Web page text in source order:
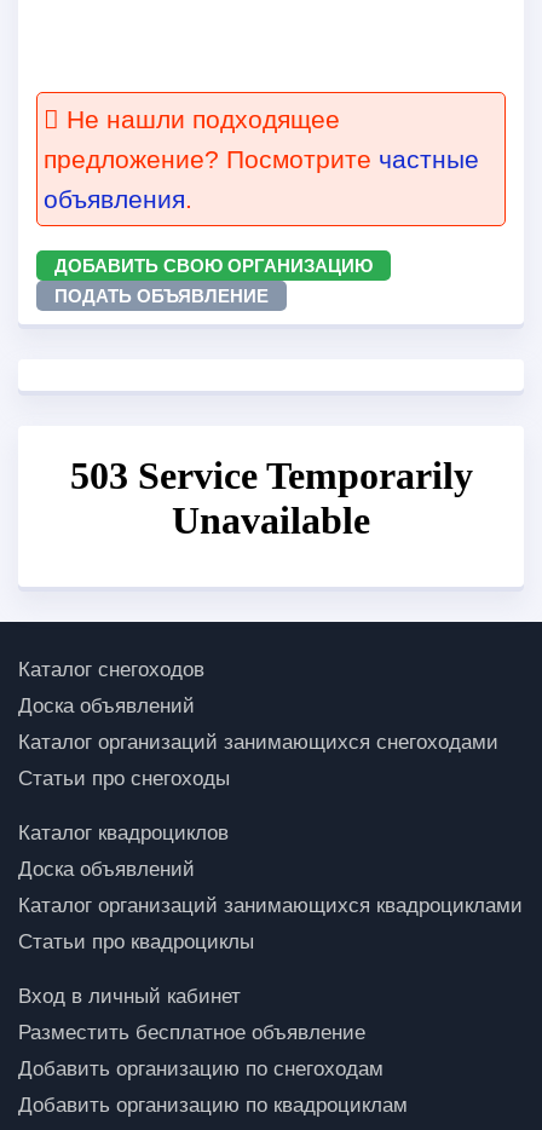
Не нашли подходящее
предложение? Посмотрите частные
объявления.
ДОБАВИТЬ СВОЮ ОРГАНИЗАЦИЮ
ПОДАТЬ ОБЪЯВЛЕНИЕ
Каталог снегоходов
Доска объявлений
Каталог организаций занимающихся снегоходами
Статьи про снегоходы
Каталог квадроциклов
Доска объявлений
Каталог организаций занимающихся квадроциклами
Статьи про квадроциклы
Вход в личный кабинет
Разместить бесплатное объявление
Добавить организацию по снегоходам
Добавить организацию по квадроциклам